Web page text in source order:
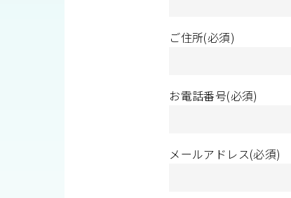
ご住所(必須)
お電話番号(必須)
メールアドレス(必須)